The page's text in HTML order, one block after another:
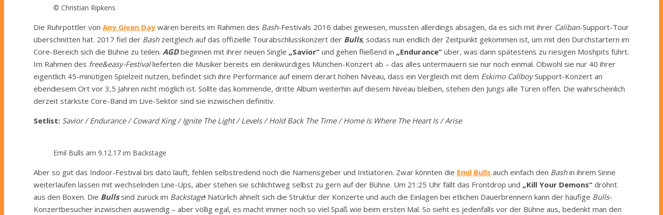
© Christian Ripkens
Die Ruhrpottler von Any Given Day wären bereits im Rahmen des Bash-Festivals 2016 dabei gewesen, mussten allerdings absagen, da es sich mit ihrer Caliban-Support-Tour
überschnitten hat. 2017 fiel der Bashzeitgleich auf das offizielle Tourabschlusskonzert der Bulls, sodass nun endlich der Zeitpunkt gekommen ist, um mit den Durchstartern im
Core-Bereich sich die Bühne zu teilen. AGDbeginnen mit ihrer neuen Single „Savior“ und gehen fließend in „Endurance“ über, was dann spätestens zu riesigen Moshpits führt.
Im Rahmen des free&easy-Festivallieferten die Musiker bereits ein denkwürdiges München-Konzert ab – das alles untermauern sie nur noch einmal. Obwohl sie nur 40 ihrer
eigentlich 45-minütigen Spielzeit nutzen, befindet sich ihre Performance auf einem derart hohen Niveau, dass ein Vergleich mit dem Eskimo CallboySupport-Konzert an
ebendiesem Ort vor 3,5 Jahren nicht möglich ist. Sollte das kommende, dritte Album weiterhin auf diesem Niveau bleiben, stehen den Jungs alle Türen offen. Die wahrscheinlich
derzeit stärkste Core-Band im Live-Sektor sind sie inzwischen definitiv.
Setlist: Savior / Endurance / Coward King / Ignite The Light / Levels / Hold Back The Time / Home Is Where The Heart Is / Arise
Emil Bulls am 9.12.17 im Backstage
Aber so gut das Indoor-Festival bis dato läuft, fehlen selbstredend noch die Namensgeber und Initiatoren. Zwar könnten die Emil Bulls auch einfach den Bashin ihrem Sinne
weiterlaufen lassen mit wechselnden Line-Ups, aber stehen sie schlichtweg selbst zu gern auf der Bühne. Um 21:25 Uhr fällt das Frontdrop und „Kill Your Demons“ dröhnt
aus den Boxen. Die Bullssind zurück im Backstage! Natürlich ähnelt sich die Struktur der Konzerte und auch die Einlagen bei etlichen Dauerbrennern kann der häufige Bulls-
Konzertbesucher inzwischen auswendig – aber völlig egal, es macht immer noch so viel Spaß wie beim ersten Mal. So sieht es jedenfalls vor der Bühne aus, bedenkt man den